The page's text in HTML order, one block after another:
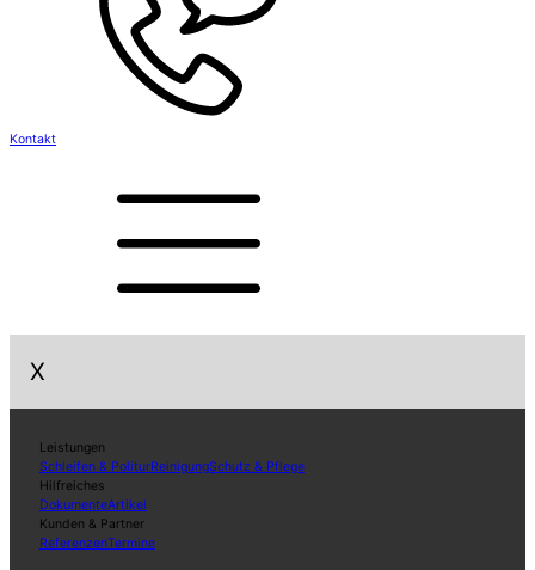
Kontakt
X
Leistungen
Schleifen & PoliturReinigungSchutz & Pflege
Hilfreiches
DokumenteArtikel
Kunden & Partner
ReferenzenTermine